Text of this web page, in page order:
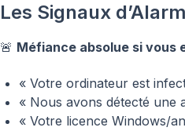
Les Signaux
🚨 Méfiance absolue si vous
« Votre ordinateur est
« Nous avons détecté une
« Votre licence Windows/